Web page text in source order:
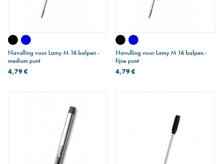
Navulling voor Lamy M 16 balpen -
medium punt
4,79 €
Navulling voor Lamy M 16 balpen -
fijne punt
4,79 €